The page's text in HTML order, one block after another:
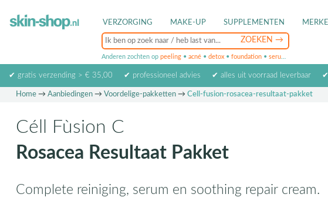
VERZORGING MAKE-UP SUPPLEMENTEN
Anderen zochten op peeling • acné • detox • foundation • serum
✔ gratis verzending > € 35,00 ✔ professioneel advies ✔ alles uit voorraad leverbaar ✔
Home→ Aanbiedingen→ Voordelige-pakketten→ Cell-fusion-rosacea-resultaat-pakket
Céll Fùsion C
Rosacea Resultaat Pakket
Complete reiniging, serum en soothing repair cream.